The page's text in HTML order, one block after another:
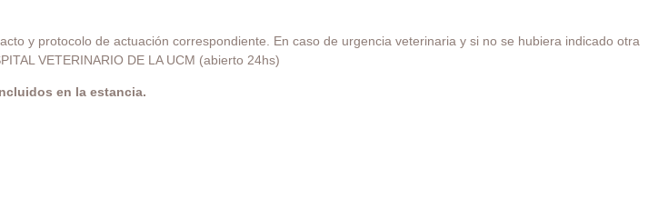
y protocolo de actuación correspondiente. En caso de urgencia veterinaria y si no se hubiera indicado otra
VETERINARIO DE LA UCM (abierto 24hs)
en la estancia.